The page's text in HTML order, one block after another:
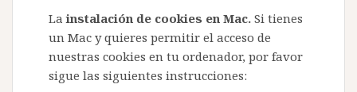
Lainstalación de cookies en Mac. Si tienes
un Mac y quieres permitir el acceso de
nuestras cookies en tu ordenador, por favor
sigue las siguientes instrucciones: